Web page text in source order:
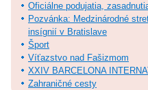
Oficiálne podujatia,
Pozvánka: Medzinárodné
insígnií v Bratislave
Šport
Víťazstvo nad Fašizmom
XXIV BARCELONA
Zahraničné cesty